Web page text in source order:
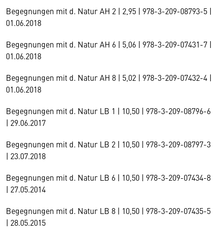
Begegnungen mit d. Natur AH 2 | 2,95 | 978-3-209-08793-5 |
01.06.2018
Begegnungen mit d. Natur AH 6 | 5,06 | 978-3-209-07431-7 |
01.06.2018
Begegnungen mit d. Natur AH 8 | 5,02 | 978-3-209-07432-4 |
01.06.2018
Begegnungen mit d. Natur LB 1 | 10,50 | 978-3-209-08796-6
| 29.06.2017
Begegnungen mit d. Natur LB 2 | 10,50 | 978-3-209-08797-3
| 23.07.2018
Begegnungen mit d. Natur LB 6 | 10,50 | 978-3-209-07434-8
| 27.05.2014
Begegnungen mit d. Natur LB 8 | 10,50 | 978-3-209-07435-5
| 28.05.2015